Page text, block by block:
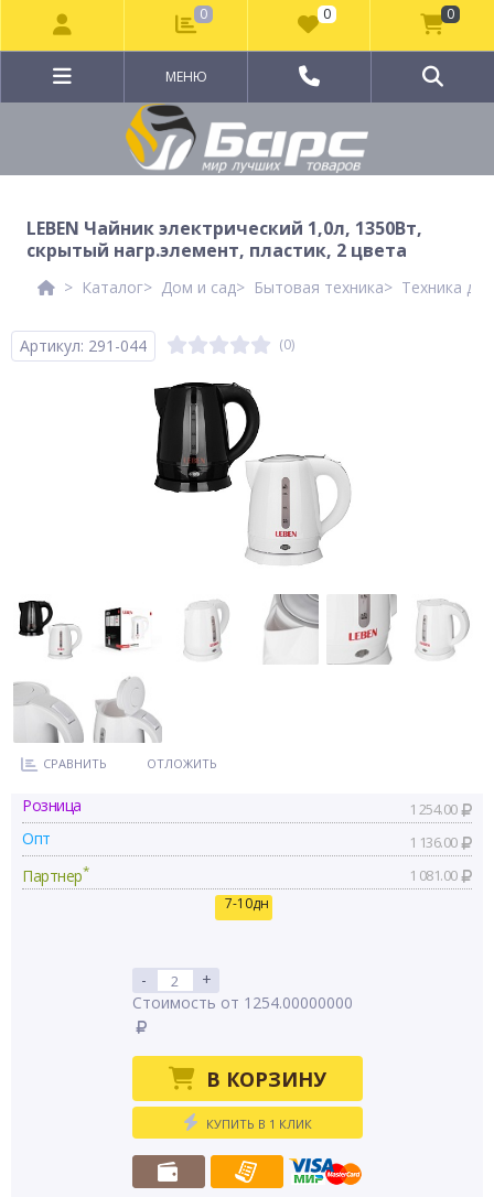
МЕНЮ
LEBEN Чайник электрический 1,0л, 1350Вт,
скрытый нагр.элемент, пластик, 2 цвета
Каталог Дом и сад Бытовая техника Техника
Артикул: 291-044 (0)
СРАВНИТЬ ОТЛОЖИТЬ
Розница 1 254.00
Опт 1 136.00
Партнер* 1 081.00
7-10дн
-
+
Стоимость от 1254.00000000
В КОРЗИНУ
КУПИТЬ В 1 КЛИК
0 0 0